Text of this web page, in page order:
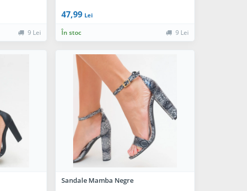
9 Lei
47,99 Lei
În stoc 9 Lei
Sandale Mamba Negre